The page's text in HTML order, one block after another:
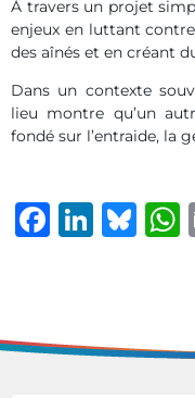
À travers un projet
enjeux en luttant
des aînés et en créant
Dans un contexte
lieu montre qu’un
fondé sur l’entraide, la